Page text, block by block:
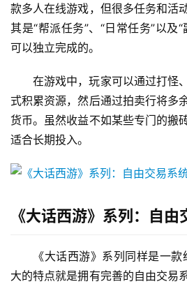
款多人在线游戏，但很多任务和活
其是“帮派任务”、“日常任务”以及
可以独立完成的。
在游戏中，玩家可以通过打怪
式积累资源，然后通过拍卖行将多
货币。虽然收益不如某些专门的搬
适合长期投入。
《大话西游》系列：自
《大话西游》系列同样是一
大的特点就是拥有完善的自由交易